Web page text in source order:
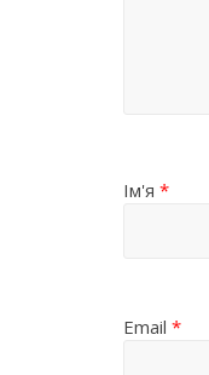
Ім'я *
Email *